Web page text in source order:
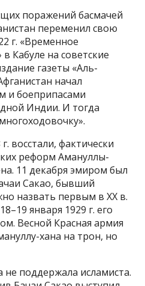
поражений басмачей
переменил свою
г. «Временное
Кабуле на советские
газеты «Аль-
начал
и боеприпасами
Индии. И тогда
восстали, фактически
реформ Амануллы-
11 декабря эмиром был
Сакао, бывший
назвать первым в ХХ в.
января 1929 г. его
Весной Красная армия
хана на трон, но
поддержала исламиста.